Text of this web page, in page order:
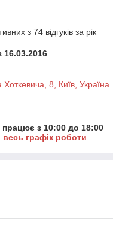
з 74 відгуків за рік
Хоткевича, 8, Київ, Україна
працює з 10:00 до 18:00
весь графік роботи